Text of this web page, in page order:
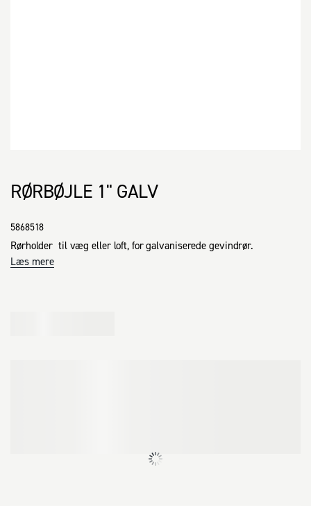
RØRBØJLE 1" GALV
5868518
Rørholder  til væg eller loft, for galvaniserede gevindrør.
Læs mere